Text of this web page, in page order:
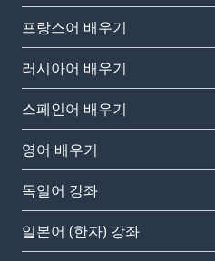
프랑스어 배우기
러시아어 배우기
스페인어 배우기
영어 배우기
독일어 강좌
일본어 (한자) 강좌